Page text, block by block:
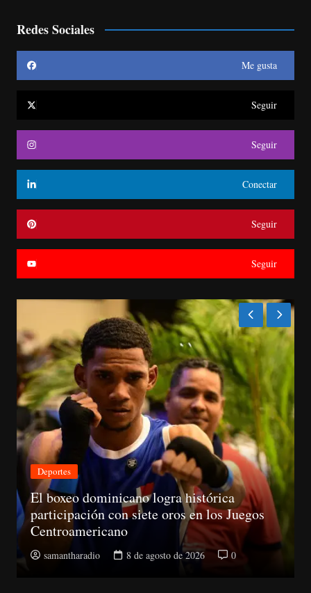
Redes Sociales
Me gusta
Seguir
Seguir
Conectar
Seguir
Seguir
Juegos
Nacionales
CNM avanza evaluación de siete
la Suprema y abre plazo de
samantharadio 8 de agosto de 2026